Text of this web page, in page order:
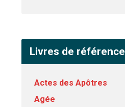
Livres de référence
Actes des Apôtres
Agée